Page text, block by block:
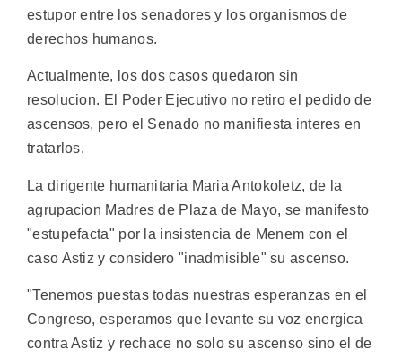
estupor entre los senadores y los organismos de
derechos humanos.
Actualmente, los dos casos quedaron sin
resolucion. El Poder Ejecutivo no retiro el pedido de
ascensos, pero el Senado no manifiesta interes en
tratarlos.
La dirigente humanitaria Maria Antokoletz, de la
agrupacion Madres de Plaza de Mayo, se manifesto
"estupefacta" por la insistencia de Menem con el
caso Astiz y considero "inadmisible" su ascenso.
"Tenemos puestas todas nuestras esperanzas en el
Congreso, esperamos que levante su voz energica
contra Astiz y rechace no solo su ascenso sino el de